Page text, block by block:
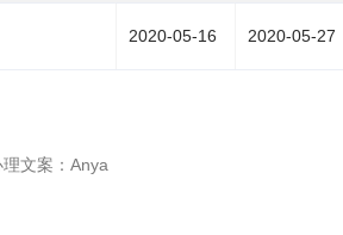
2020-05-16 2020-05-27
理文案： Anya